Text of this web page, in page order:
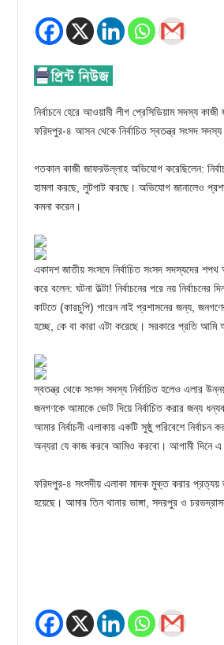
নির্বাচনে হেরে আওয়ামী লীগ প্রেসিডিয়াম সদস্য
ফরিদপুর-৪ আসন থেকে নির্বাচিত স্বতন্ত্র সংসদ সদস্য
গতকাল কাজী জাফরউল্লাহ অভিযোগ করেছিলেন:
হামলা করছে, লুটপাট করছে। অভিযোগ জানালেও
কমনা করেন।
একাদশ জাতীয় সংসদে নির্বাচিত সংসদ সদস্যদের শপথ
করে বলেন: ঘটনা উল্টা! নির্বাচনের পরে নয়
কাটতে (কারচুপি) পারেন নাই প্রশাসনের জন্য,
হচ্ছে, কে বা কারা এটা করেছে। সরকারে প্রতি আমি
স্বতন্ত্র থেকে সংসদ সদস্য নির্বাচিত হলেও এলার
জনগণকে আমাকে ভোট দিয়ে নির্বাচিত করার জন্য
আমার নির্বাচনী এলাকায় একটি সুষ্ঠু পরিবেশে
অন্যরা যে কাজ করবে আমিও করবো। আগামী দিনে এ
ফরিদপুর-৪ সংসদীয় এলাকা মাদক মুক্ত করার প্রত্যয়
হয়েছে। আমার তিন থানার ভাঙ্গা, সদরপুর ও